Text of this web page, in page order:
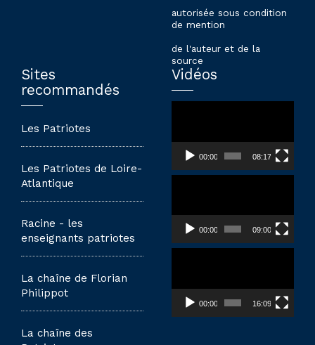
autorisée sous condition
de mention
de l'auteur et de la
source
Sites
recommandés
Les Patriotes
Les Patriotes de Loire-
Atlantique
Racine - les
enseignants patriotes
La chaîne de Florian
Philippot
La chaîne des
Vidéos
00:00 08:17
00:00 09:00
00:00 16:09